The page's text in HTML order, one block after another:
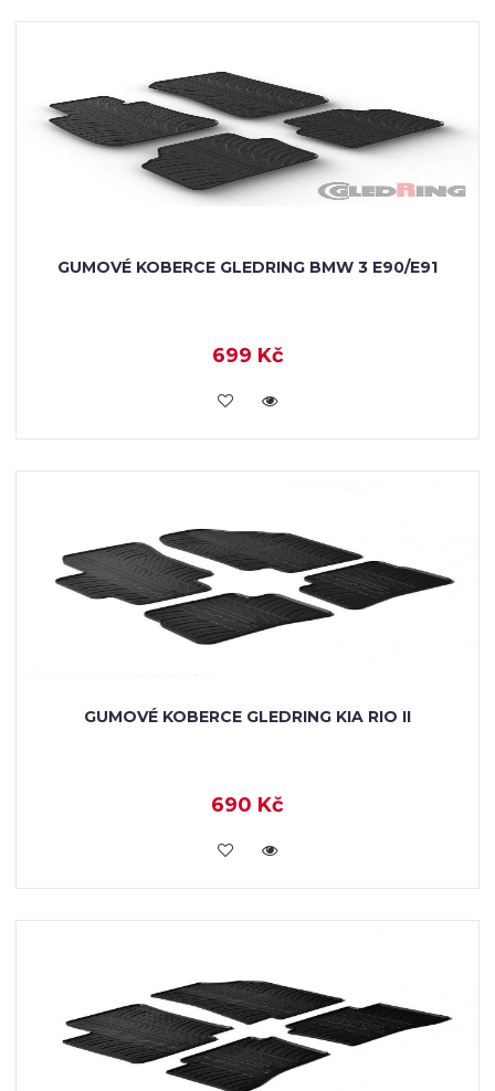
GUMOVÉ KOBERCE GLEDRING BMW 3 E90/E91
699 Kč
KOUPIT
GUMOVÉ KOBERCE GLEDRING KIA RIO II
690 Kč
KOUPIT